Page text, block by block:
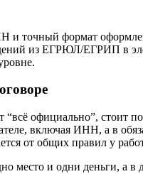
точный формат
из ЕГРЮЛ/ЕГРИП в
официально”, стоит
включая ИНН, а в
от общих правил у
и одни деньги, а в